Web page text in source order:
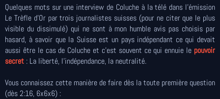
Quelques mots sur une interview de Coluche à la télé dans l'émission
Le Trèfle d'Or par trois journalistes suisses (pour ne citer que le plus
visible du dissimulé) qui ne sont à mon humble avis pas choisis par
hasard, à savoir que la Suisse est un pays indépendant ce qui devait
aussi être le cas de Coluche et c'est souvent ce qui ennuie le pouvoir
secret : La liberté, l'indépendance, la neutralité.
Vous connaissez cette manière de faire dès la toute première question
(dès 2:16, 6x6x6) :